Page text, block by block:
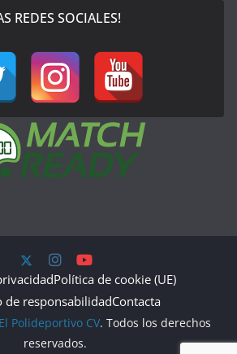
REDES SOCIALES!
Política de cookie (UE)
de responsabilidadContacta
El Polideportivo CV. Todos los derechos
reservados.